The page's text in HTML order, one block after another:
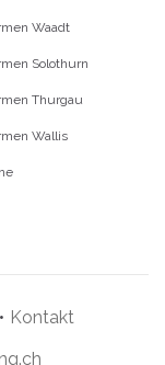
Waadt
Solothurn
Thurgau
Wallis
• Kontakt